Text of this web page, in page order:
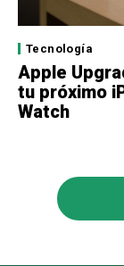
Tecnología
Apple
tu próximo
Watch